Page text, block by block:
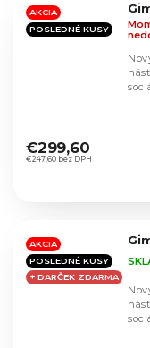
hviezdičiek.
AKCIA
POSLEDNÉ KUSY
hodnotenie
produktu
hviezdičiek.
€247,60 bez DPH
€299,60
AKCIA
POSLEDNÉ KUSY
+ DARČEK ZDARMA